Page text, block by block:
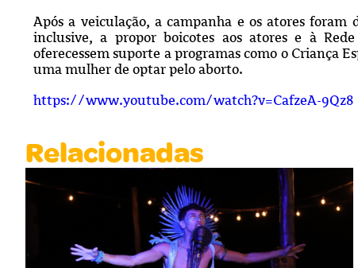
Após a veiculação, a campanha e os atores
inclusive, a propor boicotes aos atores e à
oferecessem suporte a programas como o Criança
uma mulher de optar pelo aborto.
https://www.youtube.com/watch?v=CafzeA-9Qz8
Relacionadas